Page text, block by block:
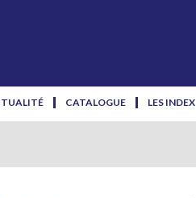
CATALOGUE LES INDEX